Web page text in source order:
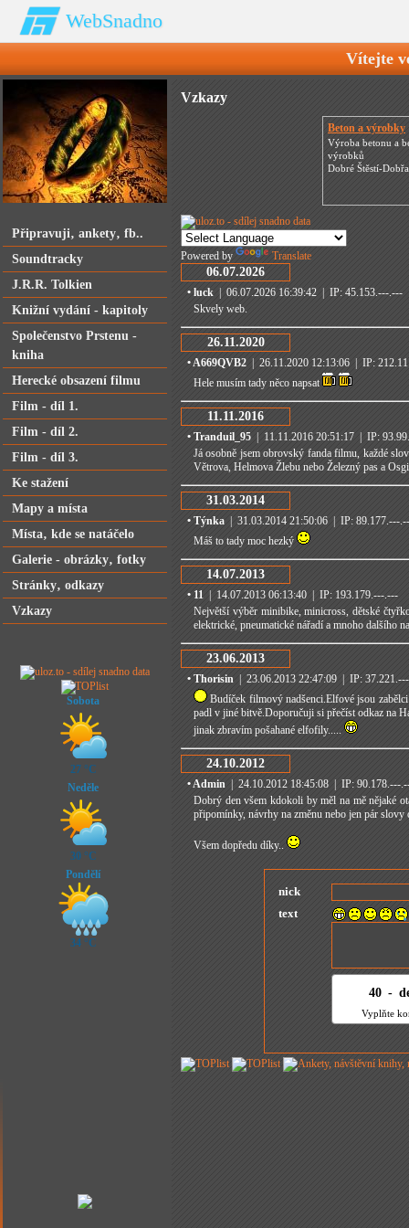
WebSnadno
Vítejte
Připravuji‚ ankety‚ fb..
Soundtracky
J.R.R. Tolkien
Knižní vydání - kapitoly
Společenstvo Prstenu -
kniha
Herecké obsazení filmu
Film - díl 1.
Film - díl 2.
Film - díl 3.
Ke stažení
Mapy a místa
Místa‚ kde se natáčelo
Galerie - obrázky‚ fotky
Stránky‚ odkazy
Vzkazy
Sobota
27 °C
Neděle
30 °C
Pondělí
34 °C
Vzkazy
Beton a výrobky
Výroba betonu a
výrobků
Dobré Štěstí-
Powered by Translate
06.07.2026
• luck | 06.07.2026 16:39:42 | IP: 45.153.---.---
Skvely web.
26.11.2020
• A669QVB2 | 26.11.2020 12:13:06 | IP:
Hele musím tady něco napsat
11.11.2016
• Tranduil_95 | 11.11.2016 20:51:17 | IP:
Já osobně jsem obrovský fanda filmu, každé
Větrova, Helmova Žlebu nebo Železný pas a
31.03.2014
• Týnka | 31.03.2014 21:50:06 | IP: 89.177.---
Máš to tady moc hezký
14.07.2013
• 11 | 14.07.2013 06:13:40 | IP: 193.179.---.---
Největší výběr minibike, minicross, dětské
elektrické, pneumatické nářadí a mnoho dalšího
23.06.2013
• Thorisin | 23.06.2013 22:47:09 | IP:
Budíček filmový nadšenci.Elfové jsou
padl v jiné bitvě.Doporučuji si přečíst odkaz na
jinak zbravím pošahané elfofily.....
24.10.2012
• Admin | 24.10.2012 18:45:08 | IP: 90.178.---
Dobrý den všem kdokoli by měl na mě nějaké
připomínky, návrhy na změnu nebo jen pár slovy
Všem dopředu díky..
nick
text
40 -
Vyplňte